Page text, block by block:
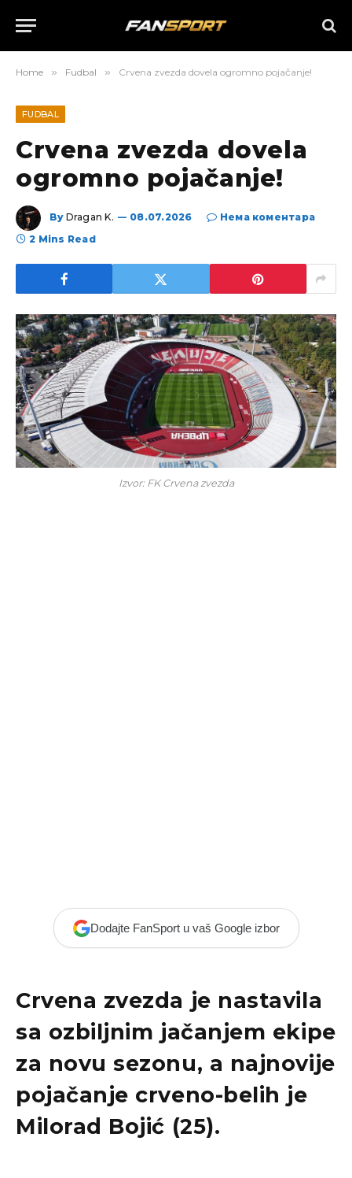
Home » Fudbal » Crvena zvezda dovela ogromno pojačanje!
FUDBAL
Crvena zvezda dovela
ogromno pojačanje!
By Dragan K. 08.07.2026
Нема коментара
2 Mins Read
Izvor: FK Crvena zvezda
Dodajte FanSport u vaš Google izbor
Crvena zvezda je nastavila
sa ozbiljnim jačanjem ekipe
za novu sezonu, a najnovije
pojačanje crveno-belih je
Milorad Bojić (25).